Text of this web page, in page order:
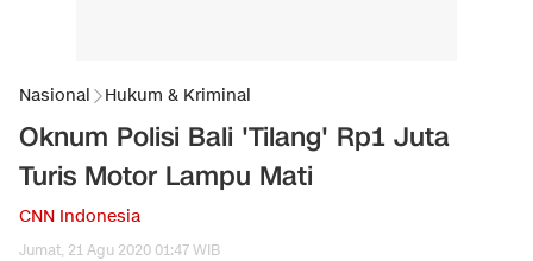
Nasional Hukum & Kriminal
Oknum Polisi Bali 'Tilang' Rp1 Juta
Turis Motor Lampu Mati
CNN Indonesia
Jumat, 21 Agu 2020 01:47 WIB